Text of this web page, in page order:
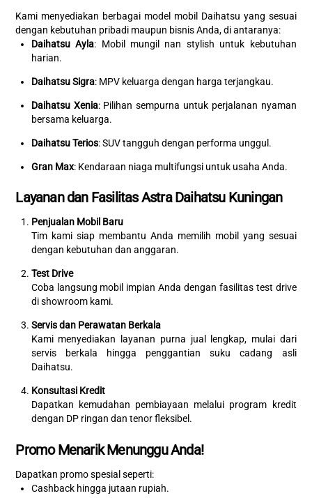
Kami menyediakan berbagai model mobil Daihatsu yang sesuai
dengan kebutuhan pribadi maupun bisnis Anda, di antaranya:
Daihatsu Ayla: Mobil mungil nan stylish untuk kebutuhan
harian.
Daihatsu Sigra: MPV keluarga dengan harga terjangkau.
Daihatsu Xenia: Pilihan sempurna untuk perjalanan nyaman
bersama keluarga.
Daihatsu Terios: SUV tangguh dengan performa unggul.
Gran Max: Kendaraan niaga multifungsi untuk usaha Anda.
Layanan dan Fasilitas Astra Daihatsu Kuningan
Penjualan Mobil Baru
Tim kami siap membantu Anda memilih mobil yang sesuai
dengan kebutuhan dan anggaran.
Test Drive
Coba langsung mobil impian Anda dengan fasilitas test drive
di showroom kami.
Servis dan Perawatan Berkala
Kami menyediakan layanan purna jual lengkap, mulai dari
servis berkala hingga penggantian suku cadang asli
Daihatsu.
Konsultasi Kredit
Dapatkan kemudahan pembiayaan melalui program kredit
dengan DP ringan dan tenor fleksibel.
Promo Menarik Menunggu Anda!
Dapatkan promo spesial seperti:
Cashback hingga jutaan rupiah.